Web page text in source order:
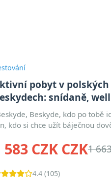
pobyt v polských
snídaně,
Beskyde, kdo po tobě
kdo si chce užít báječnou
583 CZK CZK1
4.4 (105)